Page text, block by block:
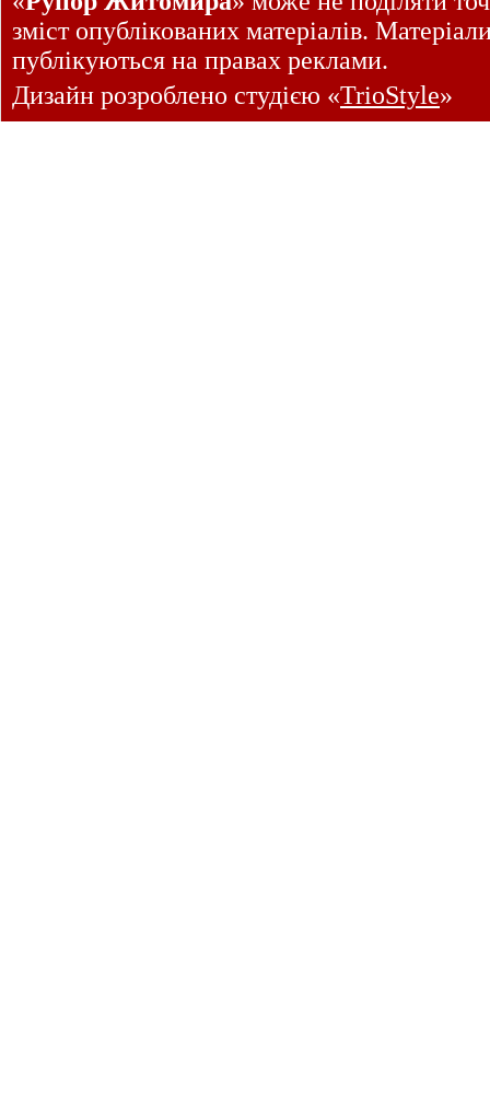
зміст опублікованих матеріалів.
публікуються на правах реклами.
Дизайн розроблено студією «TrioStyle»